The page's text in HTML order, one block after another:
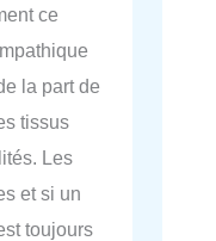
ce
la part de
tissus
Les
et si un
toujours